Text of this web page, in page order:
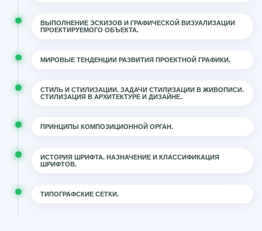
ВЫПОЛНЕНИЕ ЭСКИЗОВ И ГРАФИЧЕСКОЙ ВИЗУАЛИЗАЦИИ
ПРОЕКТИРУЕМОГО ОБЪЕКТА.
МИРОВЫЕ ТЕНДЕНЦИИ РАЗВИТИЯ ПРОЕКТНОЙ ГРАФИКИ.
СТИЛЬ И СТИЛИЗАЦИИ. ЗАДАЧИ СТИЛИЗАЦИИ В ЖИВОПИСИ.
СТИЛИЗАЦИЯ В АРХИТЕКТУРЕ И ДИЗАЙНЕ.
ПРИНЦИПЫ КОМПОЗИЦИОННОЙ ОРГАН.
ИСТОРИЯ ШРИФТА. НАЗНАЧЕНИЕ И КЛАССИФИКАЦИЯ
ШРИФТОВ.
ТИПОГРАФСКИЕ СЕТКИ.